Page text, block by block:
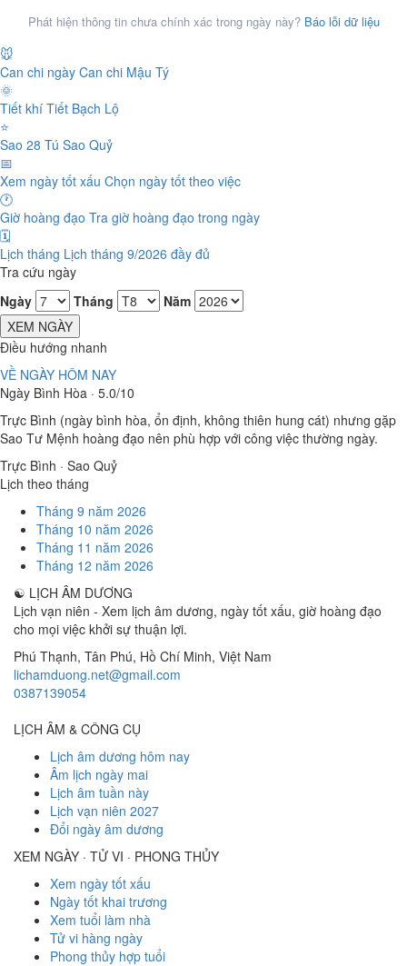
Phát hiện thông tin chưa chính xác trong ngày này? Báo lỗi dữ liệu
🐭
Can chi ngày Can chi Mậu Tý
🌞
Tiết khí Tiết Bạch Lộ
⭐
Sao 28 Tú Sao Quỷ
📅
Xem ngày tốt xấu Chọn ngày tốt theo việc
🕐
Giờ hoàng đạo Tra giờ hoàng đạo trong ngày
🗓️
Lịch tháng Lịch tháng 9/2026 đầy đủ
Tra cứu ngày
Ngày
Tháng
Năm
XEM NGÀY
Điều hướng nhanh
VỀ NGÀY HÔM NAY
Ngày Bình Hòa · 5.0/10
Trực Bình (ngày bình hòa, ổn định, không thiên hung cát) nhưng gặp
Sao Tư Mệnh hoàng đạo nên phù hợp với công việc thường ngày.
Trực Bình · Sao Quỷ
Lịch theo tháng
Tháng 9 năm 2026
Tháng 10 năm 2026
Tháng 11 năm 2026
Tháng 12 năm 2026
☯ LỊCH ÂM DƯƠNG
Lịch vạn niên - Xem lịch âm dương, ngày tốt xấu, giờ hoàng đạo
cho mọi việc khởi sự thuận lợi.
Phú Thạnh, Tân Phú, Hồ Chí Minh, Việt Nam
lichamduong.net@gmail.com
0387139054
LỊCH ÂM & CÔNG CỤ
Lịch âm dương hôm nay
Âm lịch ngày mai
Lịch âm tuần này
Lịch vạn niên 2027
Đổi ngày âm dương
XEM NGÀY · TỬ VI · PHONG THỦY
Xem ngày tốt xấu
Ngày tốt khai trương
Xem tuổi làm nhà
Tử vi hàng ngày
Phong thủy hợp tuổi